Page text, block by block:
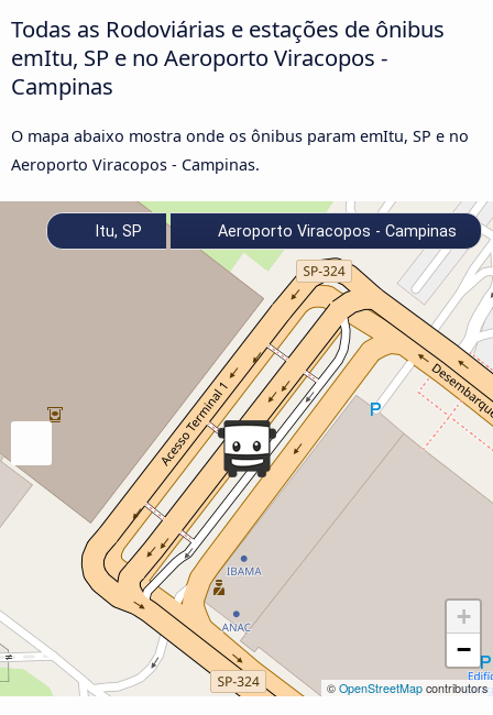
Todas as Rodoviárias e estações de ônibus
emItu, SP e no Aeroporto Viracopos -
Campinas
O mapa abaixo mostra onde os ônibus param emItu, SP e no
Aeroporto Viracopos - Campinas.
+
−
© OpenStreetMap contributors
Itu, SP Aeroporto Viracopos - Campinas